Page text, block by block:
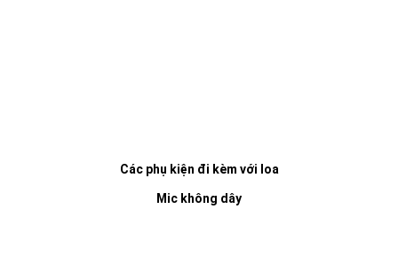
Các phụ kiện đi kèm với loa
Mic không dây